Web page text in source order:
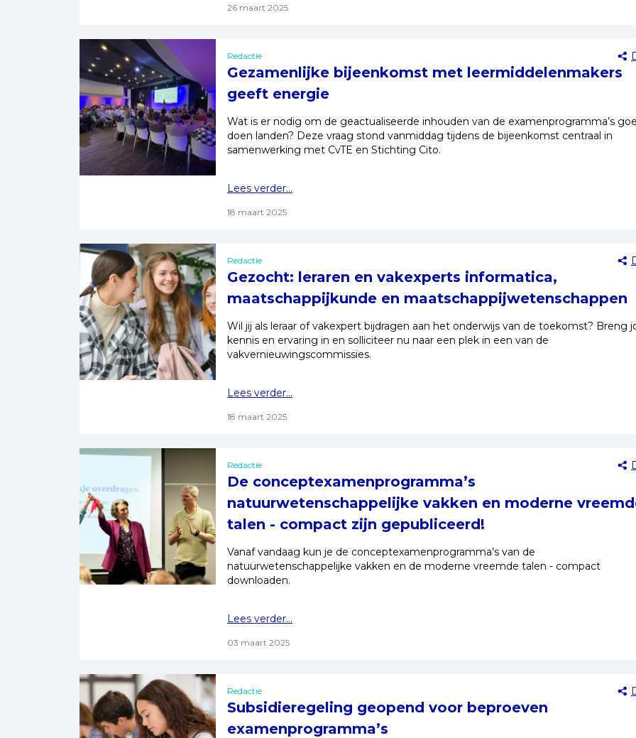
26 maart 2025
Redactie
Gezamenlijke bijeenkomst met leermiddelenmakers
geeft energie
Wat is er nodig om de geactualiseerde inhouden van de examenprogramma’s
doen landen? Deze vraag stond vanmiddag tijdens de bijeenkomst centraal in
samenwerking met CvTE en Stichting Cito.
Lees verder...
18 maart 2025
Redactie
Gezocht: leraren en vakexperts informatica,
maatschappijkunde en maatschappijwetenschappen
Wil jij als leraar of vakexpert bijdragen aan het onderwijs van de toekomst? Breng
kennis en ervaring in en solliciteer nu naar een plek in een van de
vakvernieuwingscommissies.
Lees verder...
18 maart 2025
Redactie
De conceptexamenprogramma’s
natuurwetenschappelijke vakken en moderne
talen - compact zijn gepubliceerd!
Vanaf vandaag kun je de conceptexamenprogramma’s van de
natuurwetenschappelijke vakken en de moderne vreemde talen - compact
downloaden.
Lees verder...
03 maart 2025
Redactie
Subsidieregeling geopend voor beproeven
examenprogramma’s